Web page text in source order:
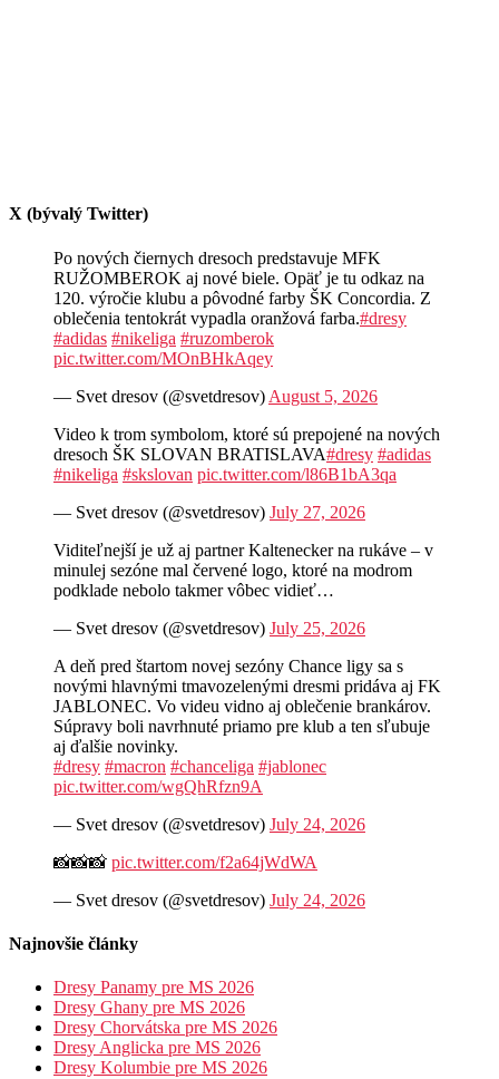
X (bývalý Twitter)
Po nových čiernych dresoch predstavuje MFK
RUŽOMBEROK aj nové biele. Opäť je tu odkaz na
120. výročie klubu a pôvodné farby ŠK Concordia. Z
oblečenia tentokrát vypadla oranžová farba.#dresy
#adidas #nikeliga #ruzomberok
pic.twitter.com/MOnBHkAqey
— Svet dresov (@svetdresov) August 5, 2026
Video k trom symbolom, ktoré sú prepojené na nových
dresoch ŠK SLOVAN BRATISLAVA#dresy #adidas
#nikeliga #skslovan pic.twitter.com/l86B1bA3qa
— Svet dresov (@svetdresov) July 27, 2026
Viditeľnejší je už aj partner Kaltenecker na rukáve – v
minulej sezóne mal červené logo, ktoré na modrom
podklade nebolo takmer vôbec vidieť…
— Svet dresov (@svetdresov) July 25, 2026
A deň pred štartom novej sezóny Chance ligy sa s
novými hlavnými tmavozelenými dresmi pridáva aj FK
JABLONEC. Vo videu vidno aj oblečenie brankárov.
Súpravy boli navrhnuté priamo pre klub a ten sľubuje
aj ďalšie novinky.
#dresy #macron #chanceliga #jablonec
pic.twitter.com/wgQhRfzn9A
— Svet dresov (@svetdresov) July 24, 2026
📸📸📸 pic.twitter.com/f2a64jWdWA
— Svet dresov (@svetdresov) July 24, 2026
Najnovšie články
Dresy Panamy pre MS 2026
Dresy Ghany pre MS 2026
Dresy Chorvátska pre MS 2026
Dresy Anglicka pre MS 2026
Dresy Kolumbie pre MS 2026